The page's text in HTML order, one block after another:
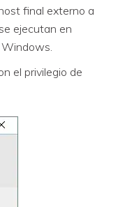
final externo a
ejecutan en
el privilegio de